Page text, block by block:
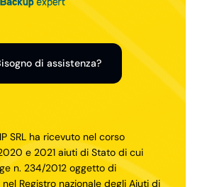
di assistenza?
SRL ha ricevuto nel corso
e 2021 aiuti di Stato di cui
n. 234/2012 oggetto di
Registro nazionale degli Aiuti di